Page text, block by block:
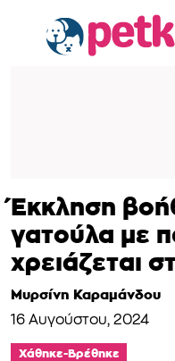
Έκκληση
γατούλα με
χρειάζεται
Μυρσίνη Καραμάνδου
16 Αυγούστου, 2024
Χάθηκε-Βρέθηκε